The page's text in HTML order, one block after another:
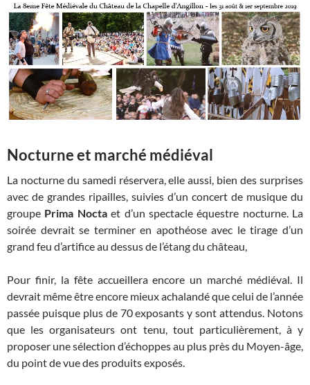
Nocturne et marché médiéval
La nocturne du samedi réservera, elle aussi, bien des surprises
avec de grandes ripailles, suivies d’un concert de musique du
groupe Prima Noctaet d’un spectacle équestre nocturne. La
soirée devrait se terminer en apothéose avec le tirage d’un
grand feu d’artifice au dessus de l’étang du château,
Pour finir, la fête accueillera encore un marché médiéval. Il
devrait même être encore mieux achalandé que celui de l’année
passée puisque plus de 70 exposants y sont attendus. Notons
que les organisateurs ont tenu, tout particulièrement, à y
proposer une sélection d’échoppes au plus près du Moyen-âge,
du point de vue des produits exposés.